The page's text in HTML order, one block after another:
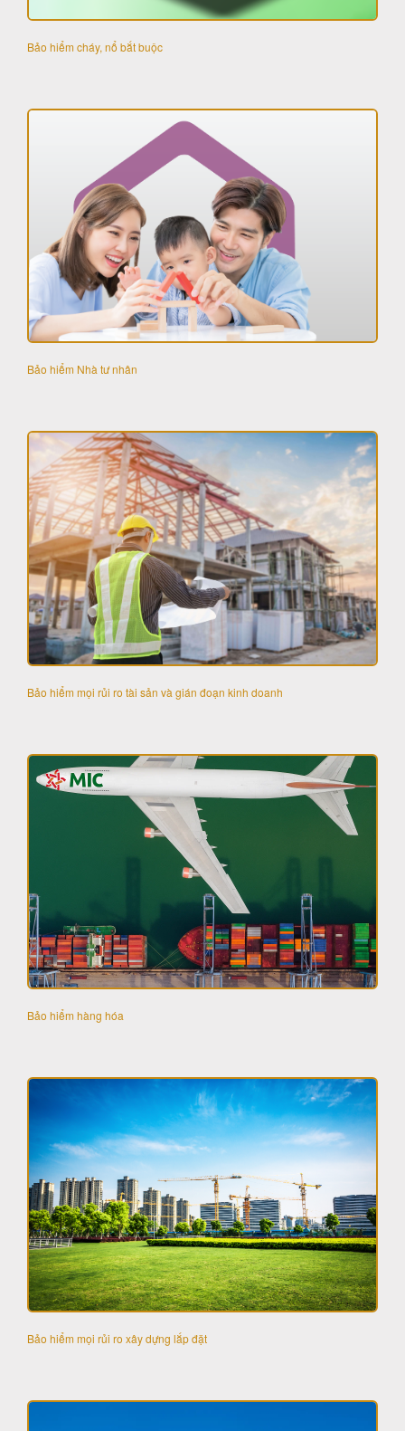
Bảo hiểm cháy, nổ bắt buộc
Bảo hiểm Nhà tư nhân
Bảo hiểm mọi rủi ro tài sản và gián đoạn kinh doanh
Bảo hiểm hàng hóa
Bảo hiểm mọi rủi ro xây dựng lắp đặt